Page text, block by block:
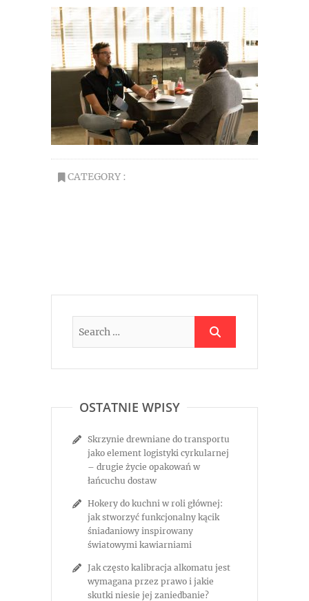
CATEGORY :
OSTATNIE WPISY
Skrzynie drewniane do transportu
jako element logistyki cyrkularnej
– drugie życie opakowań w
łańcuchu dostaw
Hokery do kuchni w roli głównej:
jak stworzyć funkcjonalny kącik
śniadaniowy inspirowany
światowymi kawiarniami
Jak często kalibracja alkomatu jest
wymagana przez prawo i jakie
skutki niesie jej zaniedbanie?